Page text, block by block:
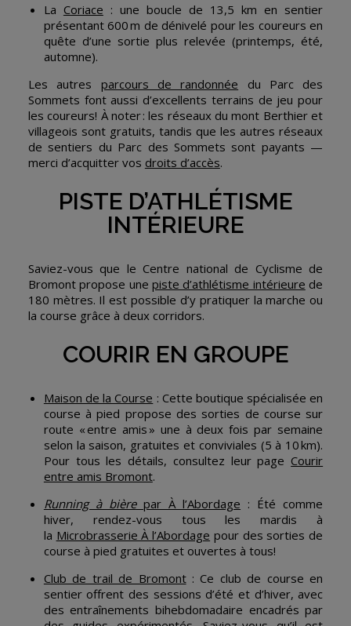
La Coriace : une boucle de 13,5 km en sentier
présentant 600 m de dénivelé pour les coureurs en
quête d’une sortie plus relevée (printemps, été,
automne).
Les autres parcours de randonnée du Parc des
Sommets font aussi d’excellents terrains de jeu pour
les coureurs! À noter : les réseaux du mont Berthier et
villageois sont gratuits, tandis que les autres réseaux
de sentiers du Parc des Sommets sont payants —
merci d’acquitter vos droits d’accès.
PISTE D’ATHLÉTISME
INTÉRIEURE
Saviez-vous que le Centre national de Cyclisme de
Bromont propose une piste d’athlétisme intérieure de
180 mètres. Il est possible d’y pratiquer la marche ou
la course grâce à deux corridors.
COURIR EN GROUPE
Maison de la Course : Cette boutique spécialisée en
course à pied propose des sorties de course sur
route « entre amis » une à deux fois par semaine
selon la saison, gratuites et conviviales (5 à 10 km).
Pour tous les détails, consultez leur page Courir
entre amis Bromont.
Running à bièrepar À l’Abordage : Été comme
hiver, rendez-vous tous les mardis à
la Microbrasserie À l’Abordage pour des sorties de
course à pied gratuites et ouvertes à tous!
Club de trail de Bromont: Ce club de course en
sentier offrent des sessions d’été et d’hiver, avec
des entraînements bihebdomadaire encadrés par